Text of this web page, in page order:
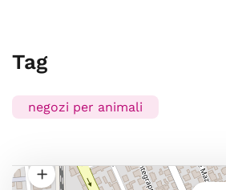
Tag
negozi per animali